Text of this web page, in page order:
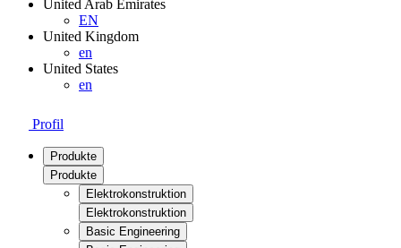
United Arab Emirates
EN
United Kingdom
en
United States
en
Profil
Produkte
Produkte
Elektrokonstruktion
Elektrokonstruktion
Basic Engineering